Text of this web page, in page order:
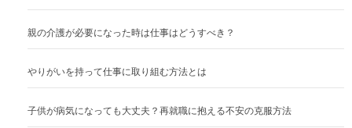
親の介護が必要になった時は仕事はどうすべき？
やりがいを持って仕事に取り組む方法とは
子供が病気になっても大丈夫？再就職に抱える不安の克服方法